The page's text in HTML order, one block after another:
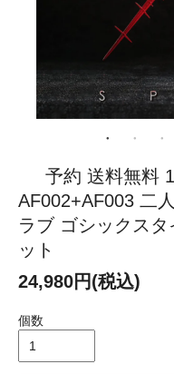
予約 送料無料
AF002+AF003 二
ラブ ゴシックス
ット
24,980円(税込)
個数